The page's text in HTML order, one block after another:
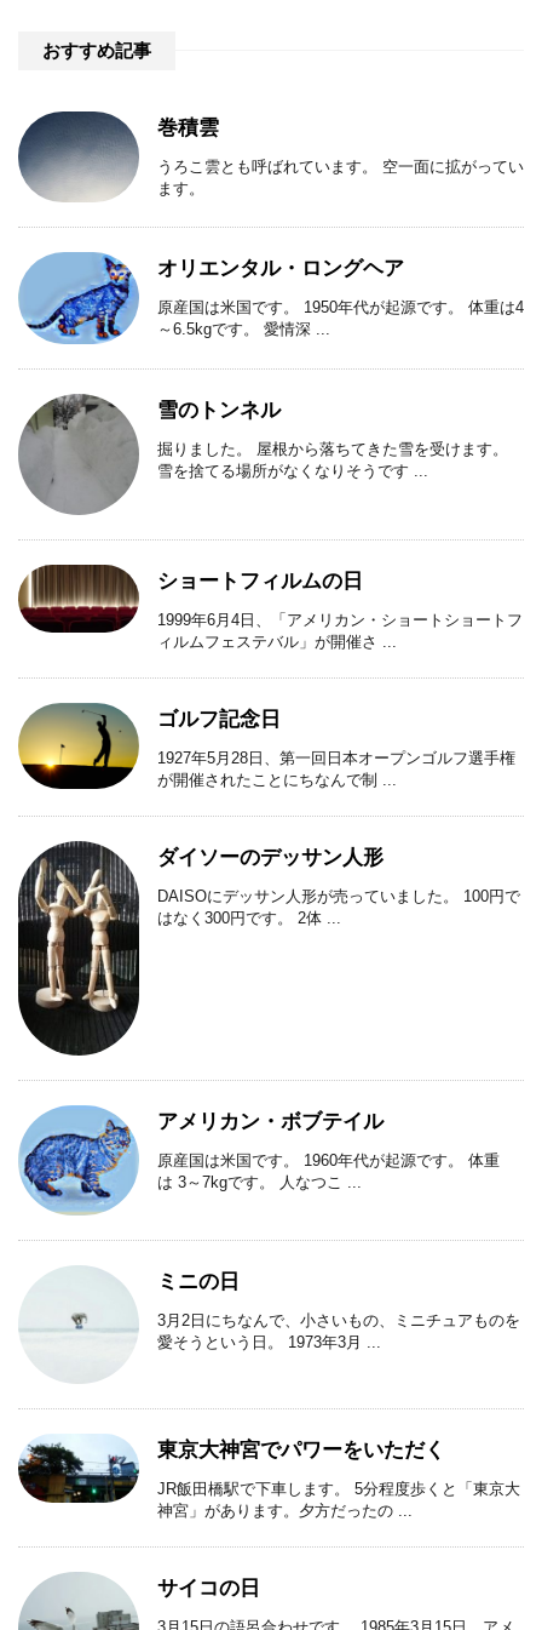
おすすめ記事
巻積雲
うろこ雲とも呼ばれています。 空一面に拡がってい
ます。
オリエンタル・ロングヘア
原産国は米国です。 1950年代が起源です。 体重は4
～6.5kgです。 愛情深 ...
雪のトンネル
掘りました。 屋根から落ちてきた雪を受けます。
雪を捨てる場所がなくなりそうです ...
ショートフィルムの日
1999年6月4日、「アメリカン・ショートショートフ
ィルムフェステバル」が開催さ ...
ゴルフ記念日
1927年5月28日、第一回日本オープンゴルフ選手権
が開催されたことにちなんで制 ...
ダイソーのデッサン人形
DAISOにデッサン人形が売っていました。 100円で
はなく300円です。 2体 ...
アメリカン・ボブテイル
原産国は米国です。 1960年代が起源です。 体重
は 3～7kgです。 人なつこ ...
ミニの日
3月2日にちなんで、小さいもの、ミニチュアものを
愛そうという日。 1973年3月 ...
東京大神宮でパワーをいただく
JR飯田橋駅で下車します。 5分程度歩くと「東京大
神宮」があります。夕方だったの ...
サイコの日